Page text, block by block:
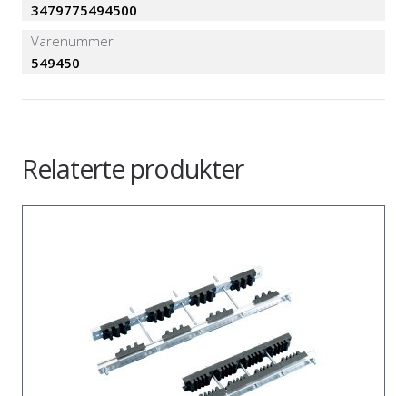
3479775494500
Varenummer
549450
Relaterte produkter